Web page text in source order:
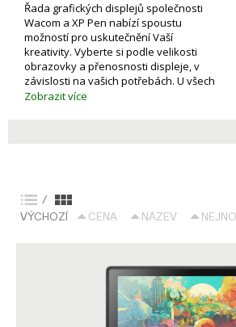
Řada grafických displejů společnosti
Wacom a XP Pen nabízí spoustu
možností pro uskutečnění Vaší
kreativity. Vyberte si podle velikosti
obrazovky a přenosnosti displeje, v
závislosti na vašich potřebách. U všech
modelů si užijete zážitek z práce přímo
Zobrazit více
/
VÝCHOZÍ
CENA NÁZEV